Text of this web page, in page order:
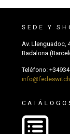
SEDE Y
Av. Llenguadoc,
Badalona
Teléfono: